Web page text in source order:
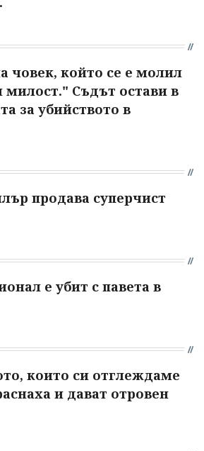
човек, който се е молил
милост." Съдът остави в
за убийството в
продава суперчист
е убит с павета в
които си отглеждаме
и дават отровен